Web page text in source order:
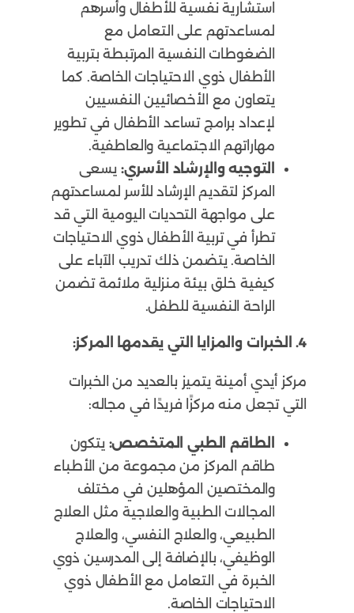
استشارية نفسية للأطفال وأسرهم
لمساعدتهم على التعامل مع
الضغوطات النفسية المرتبطة بتربية
الأطفال ذوي الاحتياجات الخاصة. كما
يتعاون مع الأخصائيين النفسيين
لإعداد برامج تساعد الأطفال في تطوير
مهاراتهم الاجتماعية والعاطفية.
التوجيه والإرشاد الأسري: يسعى
المركز لتقديم الإرشاد للأسر لمساعدتهم
على مواجهة التحديات اليومية التي قد
تطرأ في تربية الأطفال ذوي الاحتياجات
الخاصة. يتضمن ذلك تدريب الآباء على
كيفية خلق بيئة منزلية ملائمة تضمن
الراحة النفسية للطفل.
4. الخبرات والمزايا التي يقدمها المركز:
مركز أيدي أمينة يتميز بالعديد من الخبرات
التي تجعل منه مركزًا فريدًا في مجاله:
الطاقم الطبي المتخصص: يتكون
طاقم المركز من مجموعة من الأطباء
والمختصين المؤهلين في مختلف
المجالات الطبية والعلاجية مثل العلاج
الطبيعي، والعلاج النفسي، والعلاج
الوظيفي، بالإضافة إلى المدرسين ذوي
الخبرة في التعامل مع الأطفال ذوي
الاحتياجات الخاصة.